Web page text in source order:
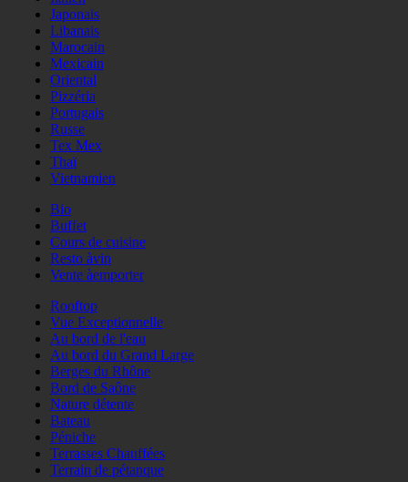
Japonais
Libanais
Marocain
Mexicain
Oriental
Pizzéria
Portugais
Russe
Tex Mex
Thaï
Vietnamien
Bio
Buffet
Cours de cuisine
Resto àvin
Vente àemporter
Rooftop
Vue Exceptionnelle
Au bord de l'eau
Au bord du Grand Large
Berges du Rhône
Bord de Saône
Nature détente
Bateau
Péniche
Terrasses Chauffées
Terrain de pétanque